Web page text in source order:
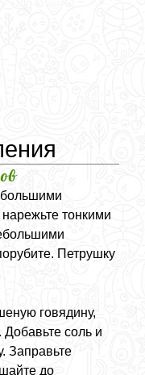
тонкими
Петрушку
говядину,
Добавьте соль и
Заправьте
до